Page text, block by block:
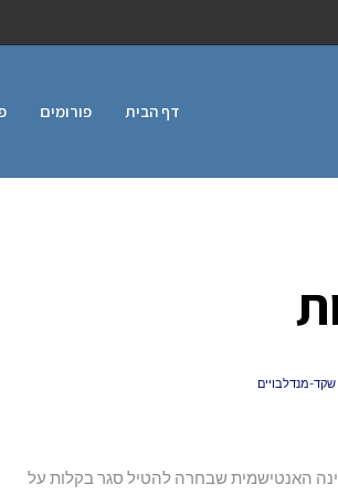
דף הבית פורומים
מנדלבויים
האנטישמית שבחרה להטיל סגר בקלות על